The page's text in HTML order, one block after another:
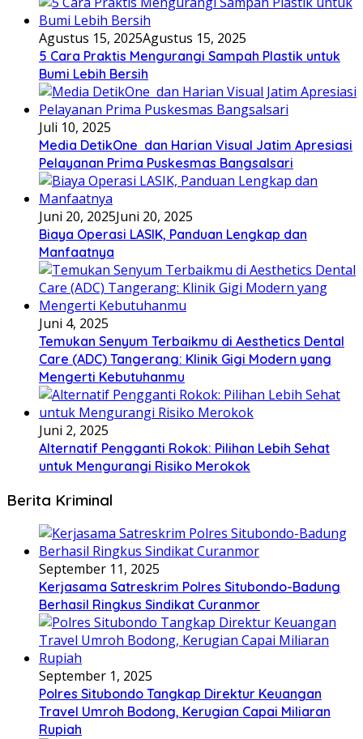
Agustus 15, 2025Agustus 15, 2025
5 Cara Praktis Mengurangi Sampah Plastik untuk
Bumi Lebih Bersih
Juli 10, 2025
Media DetikOne dan Harian Visual Jatim Apresiasi
Pelayanan Prima Puskesmas Bangsalsari
Juni 20, 2025Juni 20, 2025
Biaya Operasi LASIK, Panduan Lengkap dan
Manfaatnya
Juni 4, 2025
Temukan Senyum Terbaikmu di Aesthetics Dental
Care (ADC) Tangerang: Klinik Gigi Modern yang
Mengerti Kebutuhanmu
Juni 2, 2025
Alternatif Pengganti Rokok: Pilihan Lebih Sehat
untuk Mengurangi Risiko Merokok
Berita Kriminal
September 11, 2025
Kerjasama Satreskrim Polres Situbondo-Badung
Berhasil Ringkus Sindikat Curanmor
September 1, 2025
Polres Situbondo Tangkap Direktur Keuangan
Travel Umroh Bodong, Kerugian Capai Miliaran
Rupiah